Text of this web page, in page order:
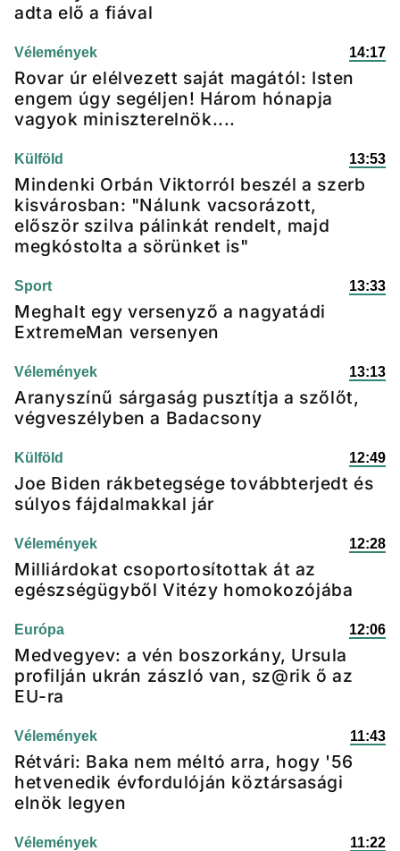
adta elő a fiával
Vélemények 14:17
Rovar úr elélvezett saját magától: Isten
engem úgy segéljen! Három hónapja
vagyok miniszterelnök....
Külföld 13:53
Mindenki Orbán Viktorról beszél a szerb
kisvárosban: "Nálunk vacsorázott,
először szilva pálinkát rendelt, majd
megkóstolta a sörünket is"
Sport 13:33
Meghalt egy versenyző a nagyatádi
ExtremeMan versenyen
Vélemények 13:13
Aranyszínű sárgaság pusztítja a szőlőt,
végveszélyben a Badacsony
Külföld 12:49
Joe Biden rákbetegsége továbbterjedt és
súlyos fájdalmakkal jár
Vélemények 12:28
Milliárdokat csoportosítottak át az
egészségügyből Vitézy homokozójába
Európa 12:06
Medvegyev: a vén boszorkány, Ursula
profilján ukrán zászló van, sz@rik ő az
EU-ra
Vélemények 11:43
Rétvári: Baka nem méltó arra, hogy '56
hetvenedik évfordulóján köztársasági
elnök legyen
Vélemények 11:22